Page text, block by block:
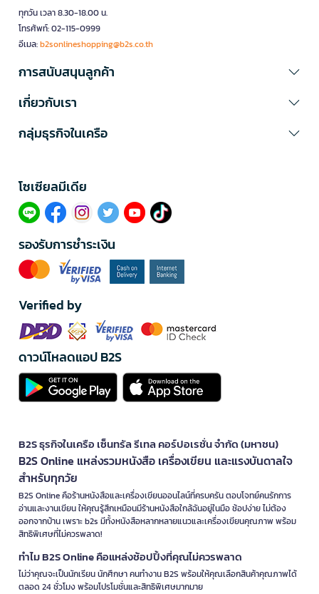
ทุกวัน เวลา 8.30-18.00 น.
โทรศัพท์: 02-115-0999
อีเมล:b2sonlineshopping@b2s.co.th
การสนับสนุนลูกค้า
เกี่ยวกับเรา
กลุ่มธุรกิจในเครือ
โซเซียลมีเดีย​
รองรับการชำระเงิน
Verified by
ดาวน์โหลดแอป B2S
B2S ธุรกิจในเครือ เซ็นทรัล รีเทล คอร์ปอเรชั่น จำกัด (มหาชน)
B2S Online แหล่งรวมหนังสือ เครื่องเขียน และแรงบันดาลใจ
สำหรับทุกวัย
B2S Online คือร้านหนังสือและเครื่องเขียนออนไลน์ที่ครบครัน ตอบโจทย์คนรักการ
อ่านและงานเขียน ให้คุณรู้สึกเหมือนมีร้านหนังสือใกล้ฉันอยู่ในมือ ช้อปง่าย ไม่ต้อง
ออกจากบ้าน เพราะ b2s มีทั้งหนังสือหลากหลายแนวและเครื่องเขียนคุณภาพ พร้อม
สิทธิพิเศษที่ไม่ควรพลาด!
ทำไม B2S Online คือแหล่งช้อปปิ้งที่คุณไม่ควรพลาด
ไม่ว่าคุณจะเป็นนักเรียน นักศึกษา คนทำงาน B2S พร้อมให้คุณเลือกสินค้าคุณภาพได้
ตลอด 24 ชั่วโมง พร้อมโปรโมชั่นและสิทธิพิเศษมากมาย